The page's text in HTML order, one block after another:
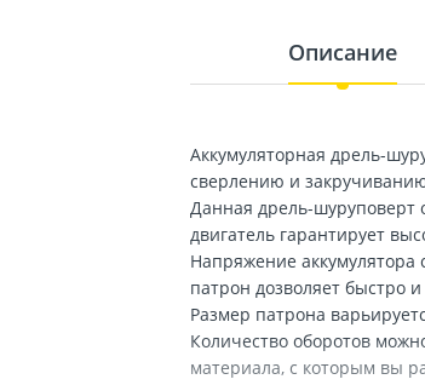
Описание
Аккумуляторная дрель-
сверлению и
Данная дрель-шуруповерт
двигатель гарантирует
Напряжение аккумулятора
патрон дозволяет быстро
Размер патрона
Количество оборотов
материала, с которым вы